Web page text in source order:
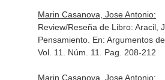
Marin Casanova, Jose Antonio:
Review/Reseña de Libro: Aracil,
Pensamiento. En: Argumentos
Vol. 11. Núm. 11. Pag. 208-212
Marin Casanova, Jose Antonio: